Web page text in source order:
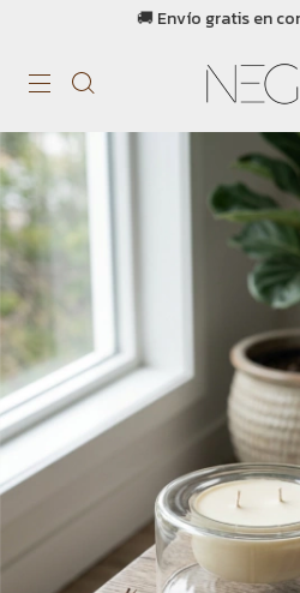
🚚 Envío gratis en compras